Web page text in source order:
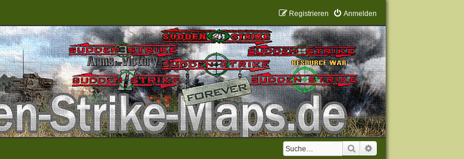
Anmelden
Registrieren
Suche